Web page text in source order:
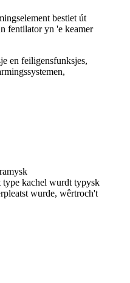
bestiet út
fentilator yn 'e keamer
en feiligensfunksjes,
type kachel wurdt typysk
wurde, wêrtroch't